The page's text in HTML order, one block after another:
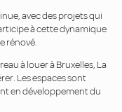
avec des projets qui
à cette dynamique
rénové.
à louer à Bruxelles, La
Les espaces sont
en développement du